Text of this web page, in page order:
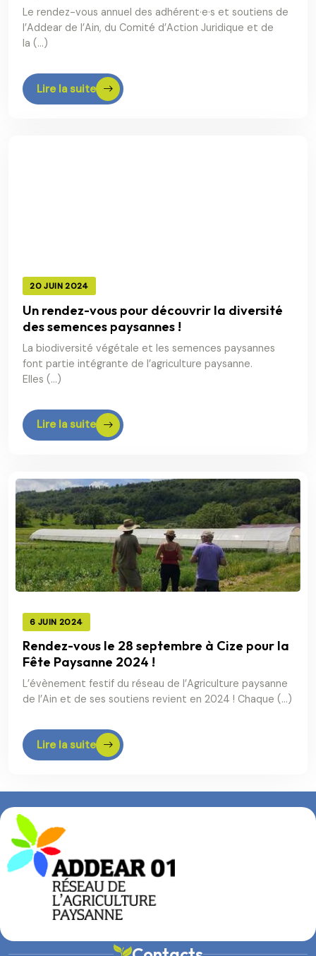
Le rendez-vous annuel des adhérent·e·s et soutiens de
l’Addear de l’Ain, du Comité d’Action Juridique et de
la (…)
Lire la suite
20 JUIN 2024
Un rendez-vous pour découvrir la diversité
des semences paysannes !
La biodiversité végétale et les semences paysannes
font partie intégrante de l’agriculture paysanne.
Elles (…)
Lire la suite
6 JUIN 2024
Rendez-vous le 28 septembre à Cize pour la
Fête Paysanne 2024 !
L’évènement festif du réseau de l’Agriculture paysanne
de l’Ain et de ses soutiens revient en 2024 ! Chaque (…)
Lire la suite